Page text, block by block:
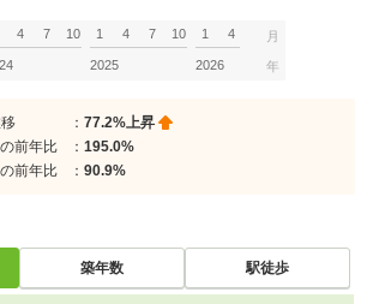
4 7 10 1 4 7 10
2025
1 4
2026
月
年
： 77.2%上昇
前年比
： 195.0%
前年比
： 90.9%
築年数 駅徒歩